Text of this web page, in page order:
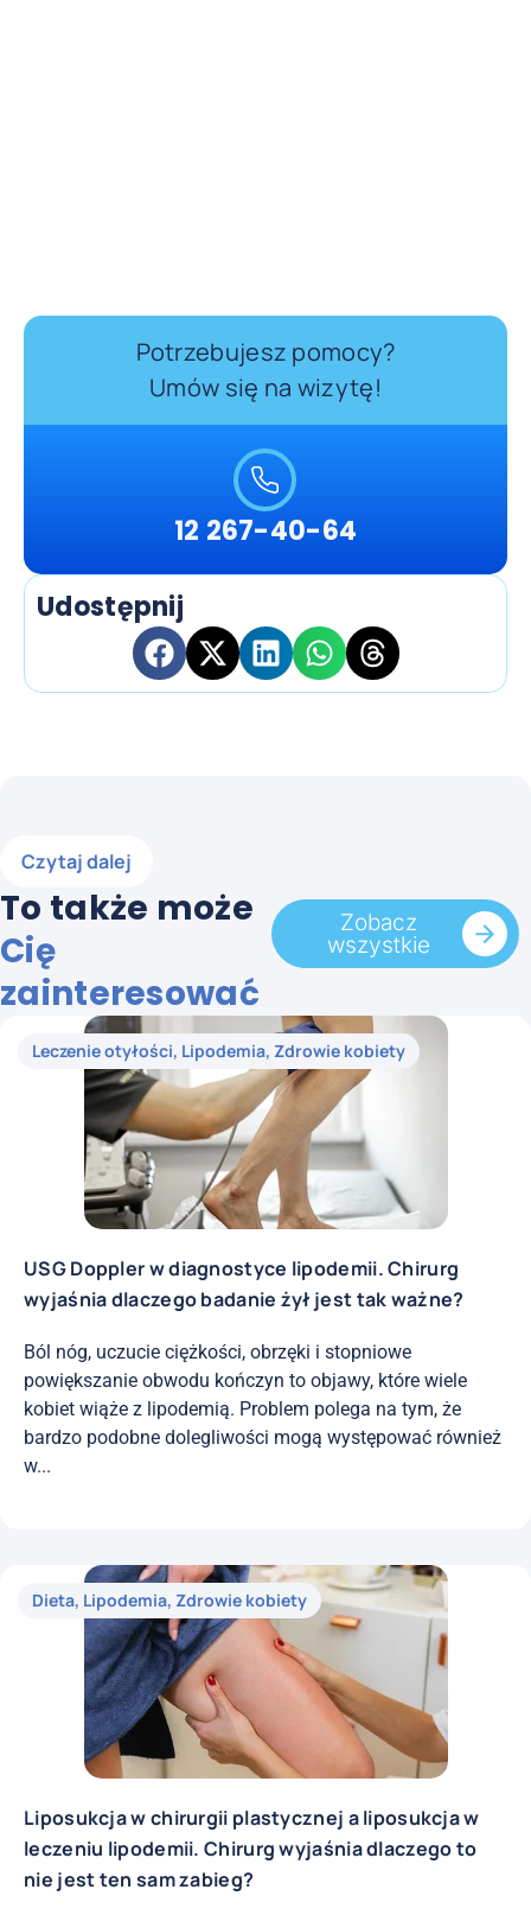
Potrzebujesz pomocy?
Umów się na wizytę!
12 267-40-64
Udostępnij
Czytaj dalej
To także może
Cię
zainteresować
Zobacz
wszystkie
Leczenie otyłości, Lipodemia, Zdrowie kobiety
USG Doppler w diagnostyce lipodemii. Chirurg
wyjaśnia dlaczego badanie żył jest tak ważne?
Ból nóg, uczucie ciężkości, obrzęki i stopniowe
powiększanie obwodu kończyn to objawy, które wiele
kobiet wiąże z lipodemią. Problem polega na tym, że
bardzo podobne dolegliwości mogą występować również
w...
Dieta, Lipodemia, Zdrowie kobiety
Liposukcja w chirurgii plastycznej a liposukcja w
leczeniu lipodemii. Chirurg wyjaśnia dlaczego to
nie jest ten sam zabieg?